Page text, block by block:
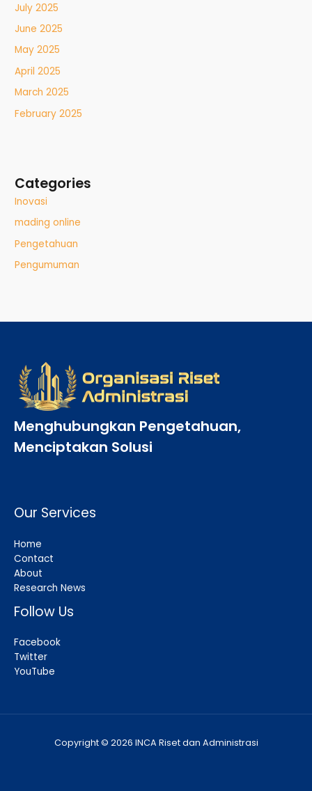
July 2025
June 2025
May 2025
April 2025
March 2025
February 2025
Categories
Inovasi
mading online
Pengetahuan
Pengumuman
Menghubungkan Pengetahuan,
Menciptakan Solusi
Our Services
Home
Contact
About
Research News
Follow Us
Facebook
Twitter
YouTube
Copyright © 2026 INCA Riset dan Administrasi